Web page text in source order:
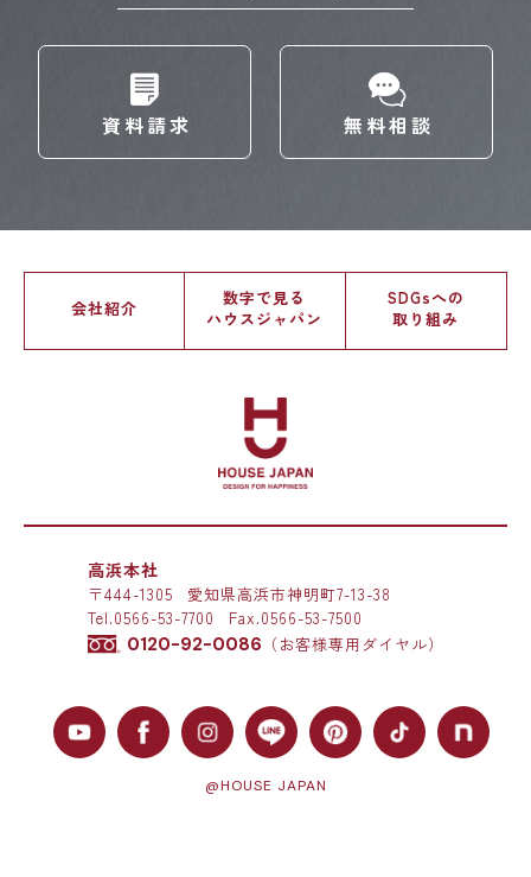
資料請求 無料相談
会社紹介
数字で見る
ハウスジャパン
SDGsへの
取り組み
高浜本社
〒444-1305
愛知県高浜市神明町7-13-38
Tel.0566-53-7700 Fax.0566-53-7500
0120-92-0086 （お客様専用ダイヤル）
@HOUSE JAPAN